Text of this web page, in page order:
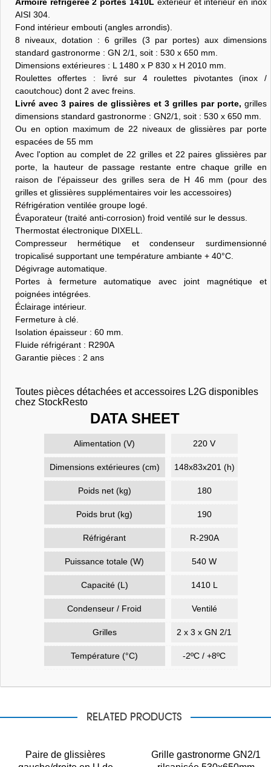
AISI 304.
Fond intérieur embouti (angles arrondis).
8 niveaux, dotation : 6 grilles (3 par portes) aux dimensions
standard gastronorme : GN 2/1, soit : 530 x 650 mm.
Dimensions extérieures : L 1480 x P 830 x H 2010 mm.
Roulettes offertes : livré sur 4 roulettes pivotantes (inox /
caoutchouc) dont 2 avec freins.
Livré avec 3 paires de glissières et 3 grilles par porte, grilles
dimensions standard gastronorme : GN2/1, soit : 530 x 650 mm.
Ou en option maximum de 22 niveaux de glissières par porte
espacées de 55 mm
Avec l'option au complet de 22 grilles et 22 paires glissières par
porte, la hauteur de passage restante entre chaque grille en
raison de l'épaisseur des grilles sera de H 46 mm (pour des
grilles et glissières supplémentaires voir les accessoires)
Réfrigération ventilée groupe logé.
Évaporateur (traité anti-corrosion) froid ventilé sur le dessus.
Thermostat électronique DIXELL.
Compresseur hermétique et condenseur surdimensionné
tropicalisé supportant une température ambiante + 40°C.
Dégivrage automatique.
Portes à fermeture automatique avec joint magnétique et
poignées intégrées.
Éclairage intérieur.
Fermeture à clé.
Isolation épaisseur : 60 mm.
Fluide réfrigérant : R290A
Garantie pièces : 2 ans
Toutes pièces détachées et accessoires L2G disponibles
chez StockResto
DATA SHEET
Alimentation (V) 220 V
Dimensions extérieures (cm) 148x83x201 (h)
Poids net (kg) 180
Poids brut (kg) 190
Réfrigérant R-290A
Puissance totale (W) 540 W
Capacité (L) 1410 L
Condenseur / Froid Ventilé
Grilles 2 x 3 x GN 2/1
Température (°C) -2ºC / +8ºC
RELATED PRODUCTS
Paire de glissières
Grille gastronorme GN2/1